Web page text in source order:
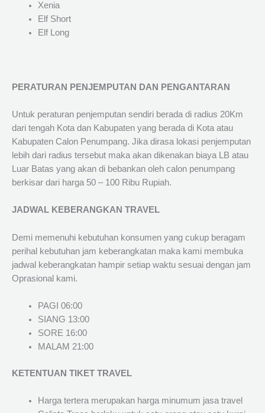
Xenia
Elf Short
Elf Long
PERATURAN PENJEMPUTAN DAN PENGANTARAN
Untuk peraturan penjemputan sendiri berada di radius 20Km
dari tengah Kota dan Kabupaten yang berada di Kota atau
Kabupaten Calon Penumpang. Jika dirasa lokasi penjemputan
lebih dari radius tersebut maka akan dikenakan biaya LB atau
Luar Batas yang akan di bebankan oleh calon penumpang
berkisar dari harga 50 – 100 Ribu Rupiah.
JADWAL KEBERANGKAN TRAVEL
Demi memenuhi kebutuhan konsumen yang cukup beragam
perihal kebutuhan jam keberangkatan maka kami membuka
jadwal keberangkatan hampir setiap waktu sesuai dengan jam
Oprasional kami.
PAGI 06:00
SIANG 13:00
SORE 16:00
MALAM 21:00
KETENTUAN TIKET TRAVEL
Harga tertera merupakan harga minumum jasa travel